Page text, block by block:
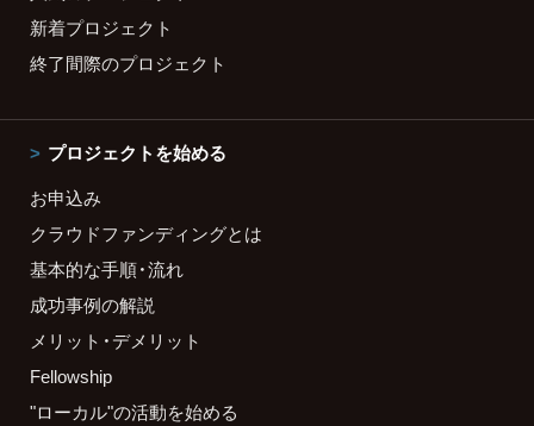
新着プロジェクト
終了間際のプロジェクト
プロジェクトを始める
お申込み
クラウドファンディングとは
基本的な手順・流れ
成功事例の解説
メリット・デメリット
Fellowship
"ローカル"の活動を始める